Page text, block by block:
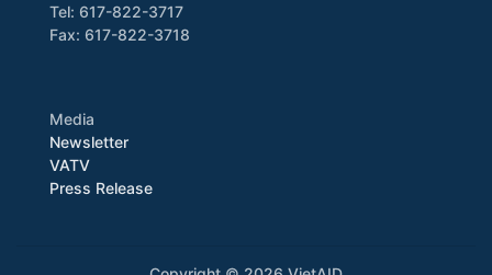
Tel: 617-822-3717
Fax: 617-822-3718
Media
Newsletter
VATV
Press Release